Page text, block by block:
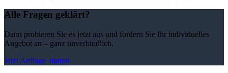
Alle Fragen geklärt?
Dann probieren Sie es jetzt aus und fordern Sie Ihr individuelles
Angebot an – ganz unverbindlich.
Jetzt Anfrage starten